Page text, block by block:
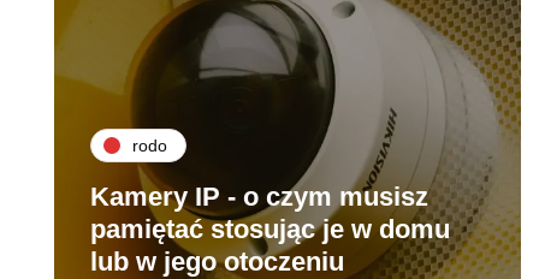
rodo
Kamery IP - o czym musisz
pamiętać stosując je w domu
lub w jego otoczeniu